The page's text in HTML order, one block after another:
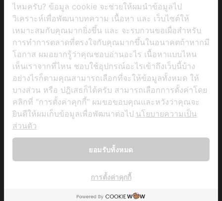
ฝึกภาษาจีน 30 วัน ซีซั่น 3
ไหมครับ? ข้อมูล cookie จะช่วยให้ผมนำข้อมูลไป
วิเคราะห์เพื่อพัฒนาบทความ เนื้อหา และ เว็บไซต์ให้
เหมาะสมกับคุณมากยิ่งขึ้น และ จะรบกวนขอเผื่อสำหรับ
การทำการตลาดที่ตรงใจกับคุณมากขึ้นในอนาคตถ้าหากมี
โอกาส ผมอยากรู้ว่าคุณชอบอ่านอะไร เนื้อหาแบบไหน
เห็นเราจากที่ไหน ชอบใช้อุปกรณ์อะไรเข้าถึงเว็บนี้บ้าง
อย่างไรก็ตามคุณสามารถเลือกที่จะให้ข้อมูลทั้งหมด ให้
บางส่วน หรือ ปฎิเสธก็ได้ครับ สามารถเลือกการตั้งค่าโดย
คลิกที่ “การตั้งค่าคุกกี้” ผมขอขอบคุณและหวังว่าคุณจะ
ยินดีให้ผมเก็บข้อมูลเพื่อพัฒนาต่อไป นโยบายความเป็น
ส่วนตัว
ยอมรับทั้งหมด
การตั้งค่าคุกกี้